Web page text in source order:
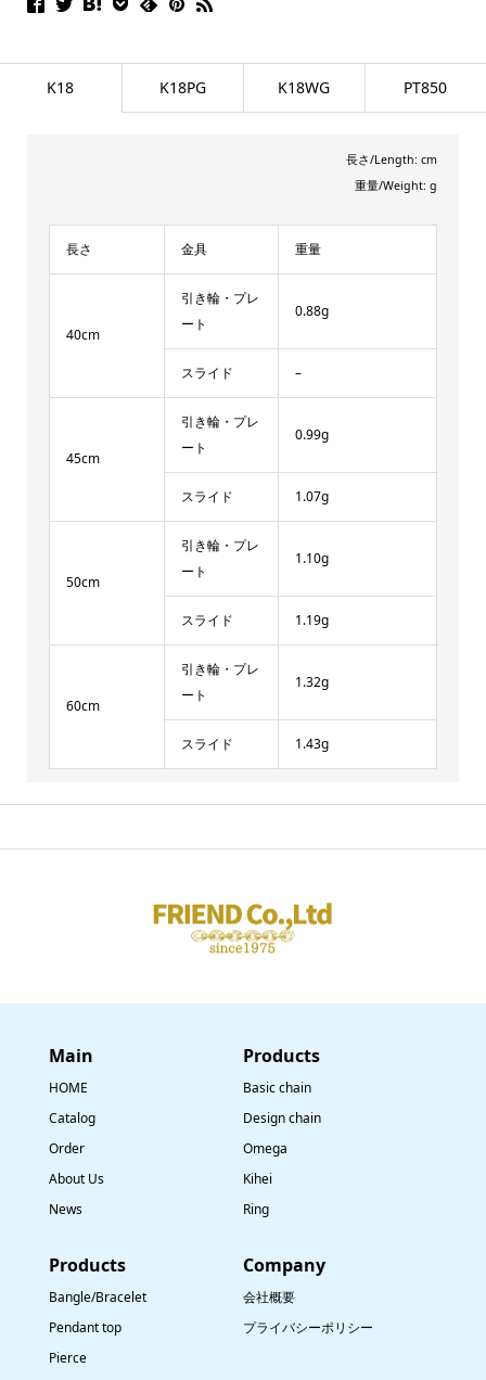
K18 K18PG K18WG PT850
長さ/Length: cm
重量/Weight: g
長さ 金具 重量
40cm
引き輪・プレ
ート
0.88g
スライド –
45cm
引き輪・プレ
ート
0.99g
スライド 1.07g
50cm
引き輪・プレ
ート
1.10g
スライド 1.19g
60cm
引き輪・プレ
ート
1.32g
スライド 1.43g
Main
HOME
Catalog
Order
About Us
News
​Products
Basic chain
Design chain
Omega
Kihei
Ring
​Products
Bangle/Bracelet
Pendant top
Pierce
Company
会社概要
プライバシーポリシー